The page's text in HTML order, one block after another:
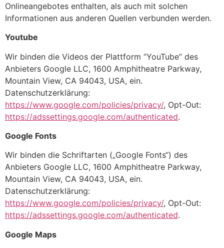
Onlineangebotes enthalten, als auch mit solchen
Informationen aus anderen Quellen verbunden werden.
Youtube
Wir binden die Videos der Plattform “YouTube” des
Anbieters Google LLC, 1600 Amphitheatre Parkway,
Mountain View, CA 94043, USA, ein.
Datenschutzerklärung:
https://www.google.com/policies/privacy/, Opt-Out:
https://adssettings.google.com/authenticated.
Google Fonts
Wir binden die Schriftarten („Google Fonts“) des
Anbieters Google LLC, 1600 Amphitheatre Parkway,
Mountain View, CA 94043, USA, ein.
Datenschutzerklärung:
https://www.google.com/policies/privacy/, Opt-Out:
https://adssettings.google.com/authenticated.
Google Maps